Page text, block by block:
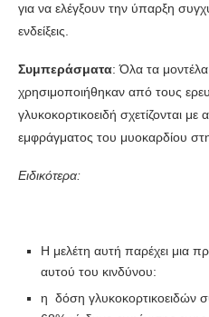
για να ελέγξουν την ύπαρξη
ενδείξεις.
Συμπεράσματα: Όλα τα
χρησιμοποιήθηκαν από τους
γλυκοκορτικοειδή σχετίζονται
εμφράγματος του μυοκαρδίου
Ειδικότερα:
Η μελέτη αυτή παρέχει μια
αυτού του κινδύνου:
η δόση γλυκοκορτικοειδών